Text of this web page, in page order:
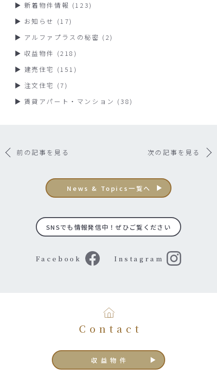
新着物件情報 (123)
お知らせ (17)
アルファプラスの秘密 (2)
収益物件 (218)
建売住宅 (151)
注文住宅 (7)
賃貸アパート・マンション (38)
前の記事を見る 次の記事を見る
News & Topics一覧へ
SNSでも情報発信中！ぜひご覧ください
Facebook Instagram
Contact
収益物件